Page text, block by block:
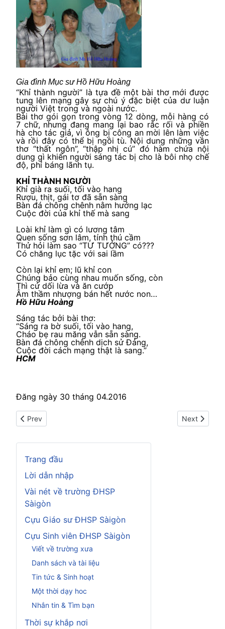
Trang đầu
Lời dẫn nhập
Vài nét về trường ĐHSP
Sàigòn
Cựu Giáo sư ĐHSP Sàigòn
Cựu Sinh viên ĐHSP Sàigòn
Viết về trường xưa
Danh sách và tài liệu
Tin tức & Sinh hoạt
Một thời dạy hoc
Nhắn tin & Tìm bạn
Thời sự khắp nơi
Gia đình Mục sư Hồ Hữu Hoàng
“Khỉ thành người” là tựa đề một bài thơ mới được
tung lên mạng gây sự chú ý đặc biệt của dư luận
người Việt trong và ngoài nước.
Bài thơ gói gọn trong vòng 12 dòng, mỗi hàng có
7 chữ, nhưng đang mang lại bao rắc rối và phiền
hà cho tác giả, vì ông bị công an mời lên làm việc
và rồi đây có thể bị ngồi tù. Nội dung những vần
thơ “thất ngôn”, “thập nhị cú” đó hàm chứa nội
dung gì khiến người sáng tác bị cho là bôi nhọ chế
độ, phỉ báng lãnh tụ.
KHỈ THÀNH NGƯỜI
Khỉ già ra suối, tối vào hang
Rượu, thịt, gái tơ đã sẵn sàng
Bàn đá chông chênh nằm hưởng lạc
Cuộc đời của khỉ thế mà sang
Loài khỉ làm gì có lương tâm
Quen sống sơn lâm, tính thú cầm
Thử hỏi làm sao “TƯ TƯỞNG” có???
Có chăng lục tặc với sai lầm
Còn lại khỉ em; lũ khỉ con
Chúng bảo cùng nhau muốn sống, còn
Thì cứ dối lừa và ăn cướp
Âm thầm nhượng bán hết nước non…
Hồ Hữu Hoàng
Sáng tác bởi bài thơ:
“Sáng ra bờ suối, tối vào hang,
Cháo bẹ rau măng vẫn sẵn sàng.
Bàn đá chông chênh dịch sử Đảng,
Cuộc đời cách mạng thật là sang.”
HCM
Đăng ngày 30 tháng 04.2016
Previous article: Thảm họa diệt chủng của người Việt Nam
Prev Next article:
Next